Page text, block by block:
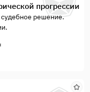
прогрессии
судебное решение.